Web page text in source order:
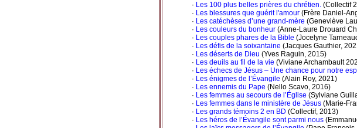
· Les 100 plus belles prières du chrétien. (Collectif
· Les blessures que guérit l'amour (Frère Daniel-
· Les catéchèses d’une grand-mère (Geneviève
· Les couleurs du bonheur (Anne-Laure Drouard
· Les couples phares de la Bible (Jocelyne
· Les défis de la soixantaine (Jacques Gauthier,
· Les déserts de Dieu (Yves Raguin, 2015)
· Les deuils au fil de la vie (Viviane Archambault
· Les échecs de Jésus – Une chance pour notre
· Les énigmes de l’Évangile (Alain Roy, 2021)
· Les ennemis du Pape (Nello Scavo, 2016)
· Les femmes au secours de l’Église (Sylviane
· Les femmes dans le ministère de Jésus (Marie-
· Les grands témoins 2 en BD (Collectif, 2013)
· Les héros de l’Évangile sont parmi nous